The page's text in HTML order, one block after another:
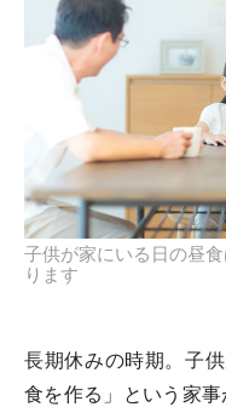
子供が家にいる日の昼
ります
長期休みの時期。子
食を作る」という家